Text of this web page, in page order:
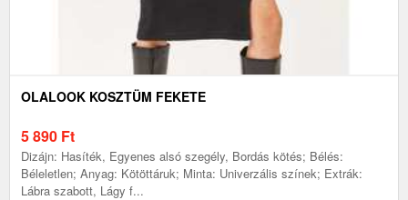
OLALOOK KOSZTÜM FEKETE
5 890 Ft
Dizájn: Hasíték, Egyenes alsó szegély, Bordás kötés; Bélés:
Béleletlen; Anyag: Kötöttáruk; Minta: Univerzális színek; Extrák:
Lábra szabott, Lágy f...